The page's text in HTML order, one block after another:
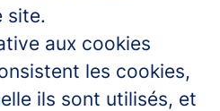
site.
aux cookies
les cookies,
ils sont utilisés, et